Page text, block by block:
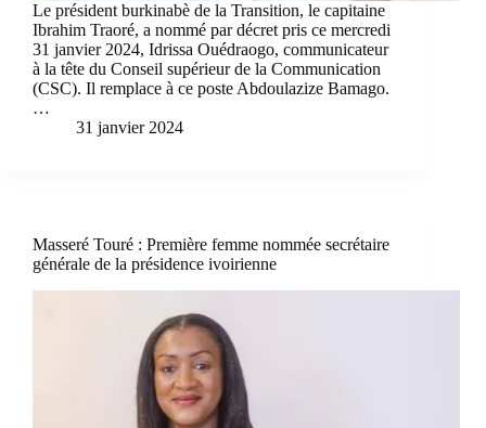
Le président burkinabè de la Transition, le capitaine
Ibrahim Traoré, a nommé par décret pris ce mercredi
31 janvier 2024, Idrissa Ouédraogo, communicateur
à la tête du Conseil supérieur de la Communication
(CSC). Il remplace à ce poste Abdoulazize Bamago.
…
31 janvier 2024
Masseré Touré : Première femme nommée secrétaire
générale de la présidence ivoirienne